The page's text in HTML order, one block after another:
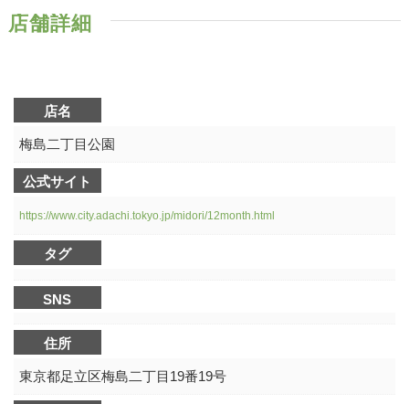
店舗詳細
店名
梅島二丁目公園
公式サイト
https://www.city.adachi.tokyo.jp/midori/12month.html
タグ
SNS
住所
東京都足立区梅島二丁目19番19号